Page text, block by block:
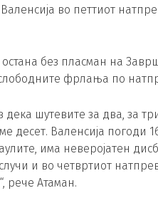
во петтиот
без пласман на
фрлања по
дека шутевите за два, за
десет. Валенсија погоди
има неверојатен
и во четвртиот
рече Атаман.